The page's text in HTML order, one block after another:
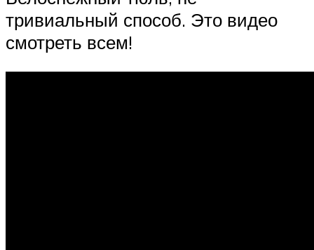
тривиальный способ. Это видео
смотреть всем!